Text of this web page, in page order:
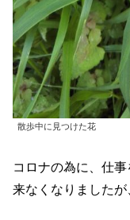
散歩中に見つけた花
コロナの為に、仕
来なくなりましたが